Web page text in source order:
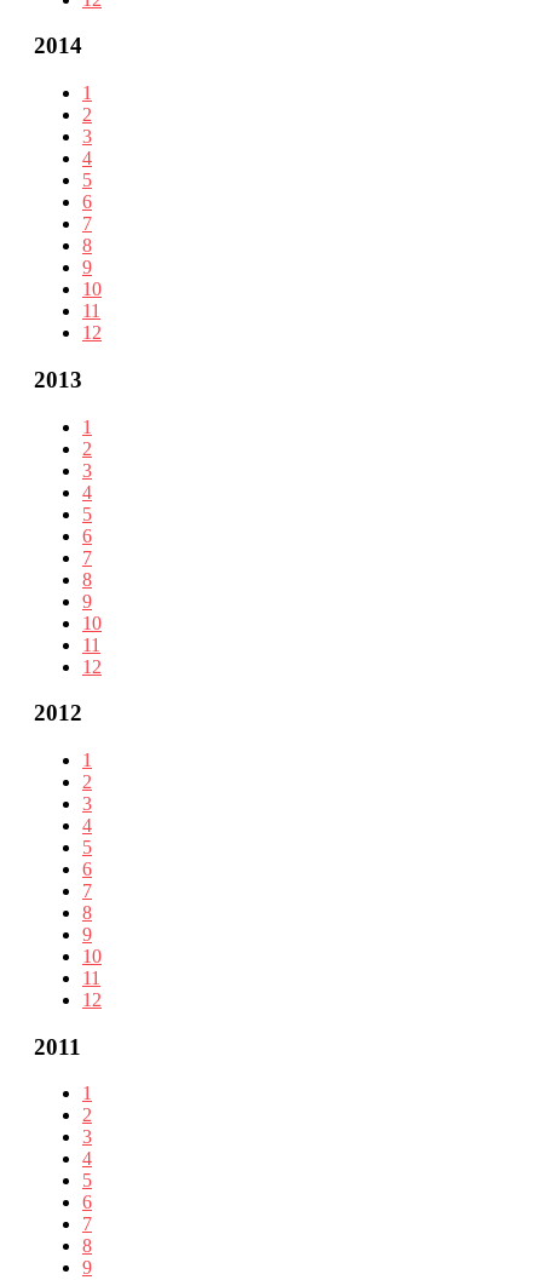
2014
1
2
3
4
5
6
7
8
9
10
11
12
2013
1
2
3
4
5
6
7
8
9
10
11
12
2012
1
2
3
4
5
6
7
8
9
10
11
12
2011
1
2
3
4
5
6
7
8
9